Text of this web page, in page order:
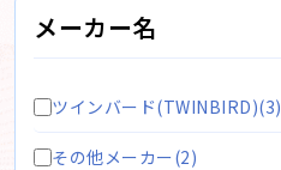
メーカー名
ツインバード(TWINBIRD)(3)
その他メーカー(2)